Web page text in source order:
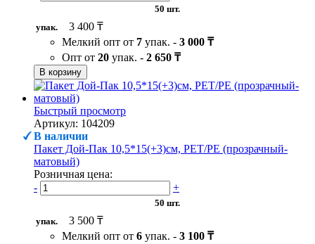
50 шт.
упак.
3 400 ₸
Мелкий опт от 7 упак. - 3 000 ₸
Опт от 20 упак. - 2 650 ₸
В корзину
Быстрый просмотр
Артикул: 104209
В наличии
Пакет Дой-Пак 10,5*15(+3)см, PET/PE (прозрачный-
матовый)
Розничная цена:
-
+
50 шт.
упак.
3 500 ₸
Мелкий опт от 6 упак. - 3 100 ₸